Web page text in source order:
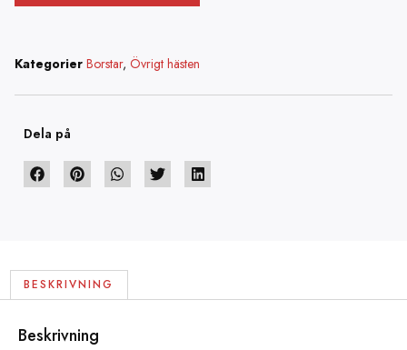
Kategorier Borstar, Övrigt hästen
Dela på
BESKRIVNING
Beskrivning